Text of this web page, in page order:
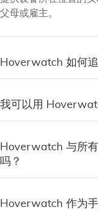
父母或雇主。
Hoverwatch 如何
我可以用
Hoverwatch 与所
吗？
Hoverwatch 作为